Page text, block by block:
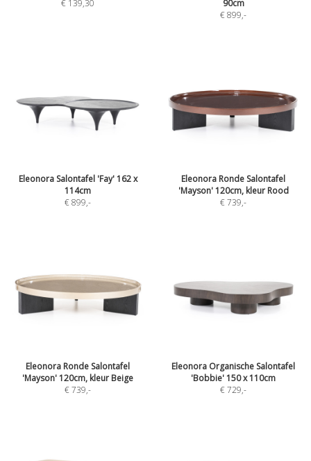
€ 139,30
90cm
€ 899,-
Eleonora Salontafel 'Fay' 162 x
114cm
€ 899,-
Eleonora Ronde Salontafel
'Mayson' 120cm, kleur Rood
€ 739,-
Eleonora Ronde Salontafel
'Mayson' 120cm, kleur Beige
€ 739,-
Eleonora Organische Salontafel
'Bobbie' 150 x 110cm
€ 729,-